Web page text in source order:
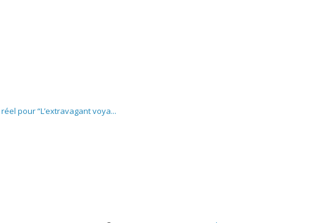
pour “L’extravagant voya...